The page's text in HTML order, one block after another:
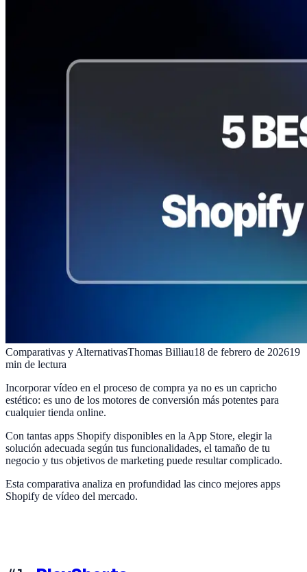
Comparativas y AlternativasThomas Billiau18 de febrero de 202619
min de lectura
Incorporar vídeo en el proceso de compra ya no es un capricho
estético: es uno de los motores de conversión más potentes para
cualquier tienda online.
Con tantas apps Shopify disponibles en la App Store, elegir la
solución adecuada según tus funcionalidades, el tamaño de tu
negocio y tus objetivos de marketing puede resultar complicado.
Esta comparativa analiza en profundidad las cinco mejores apps
Shopify de vídeo del mercado.